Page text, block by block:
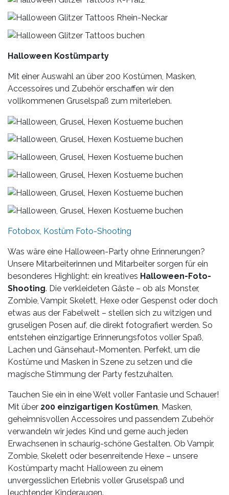
Halloween Kostümparty
Mit einer Auswahl an über 200 Kostümen, Masken,
Accessoires und Zubehör erschaffen wir den
vollkommenen Gruselspaß zum miterleben.
Fotobox, Kostüm Foto-Shooting
Was wäre eine Halloween-Party ohne Erinnerungen?
Unsere Mitarbeiterinnen und Mitarbeiter sorgen für ein
besonderes Highlight: ein kreatives Halloween-Foto-
Shooting. Die verkleideten Gäste – ob als Monster,
Zombie, Vampir, Skelett, Hexe oder Gespenst oder doch
etwas aus der Fabelwelt – stellen sich zu witzigen und
gruseligen Posen auf, die direkt fotografiert werden. So
entstehen einzigartige Erinnerungsfotos voller Spaß,
Lachen und Gänsehaut-Momenten. Perfekt, um die
Kostüme und Masken in Szene zu setzen und die
magische Stimmung der Party festzuhalten.
Tauchen Sie ein in eine Welt voller Fantasie und Schauer!
Mit über 200 einzigartigen Kostümen , Masken,
geheimnisvollen Accessoires und passendem Zubehör
verwandeln wir jedes Kind und gerne auch jeden
Erwachsenen in schaurig-schöne Gestalten. Ob Vampir,
Zombie, Skelett oder besenreitende Hexe – unsere
Kostümparty macht Halloween zu einem
unvergesslichen Erlebnis voller Gruselspaß und
leuchtender Kinderaugen.